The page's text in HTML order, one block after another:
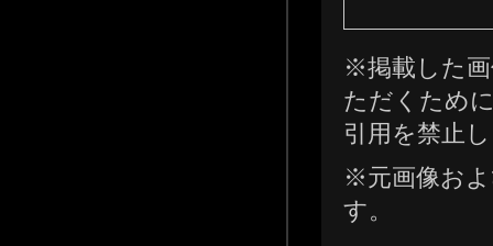
※掲載した
ただくため
引用を禁止
※元画像およ
す。